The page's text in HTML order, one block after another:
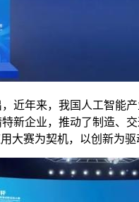
年来，我国人工智能产
新企业，推动了制造、
大赛为契机，以创新为